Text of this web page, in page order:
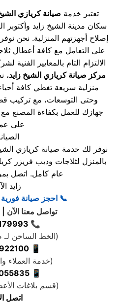
تعتبر خدمة صيانة كريازي
سكان مدينة الشيخ زايد وأكتوبر
إصلاح أجهزتهم المنزلية. نحن
على التعامل مع كافة أعطال
الالتزام التام بالمعايير
مركز صيانة كريازي الشيخ زايد،
منزلية سريعة تغطي كافة
وحتى التوسعات، مع تركيب
جهازك للعمل بكفاءة المصنع
على
نوفر لك خدمة صيانة كريازي
بالمنزل لثلاجات وديب فريزر
عام كامل. اتصل
زايد
📞 احجز صيانة فورية
تواصل معنا الآن
📞
(الخط الساخن لـ
📱
(خدمة العملاء
📱
(قسم بلاغات
اتصل